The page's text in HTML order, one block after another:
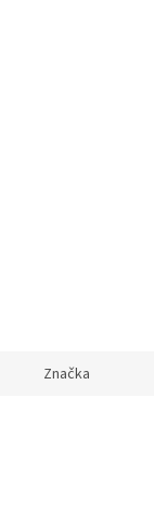
Značka